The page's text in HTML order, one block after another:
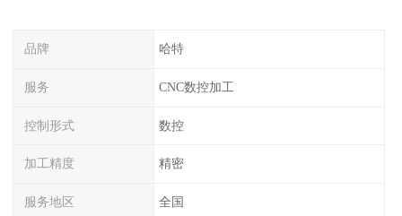
品牌 哈特
服务 CNC数控加工
控制形式 数控
加工精度 精密
服务地区 全国